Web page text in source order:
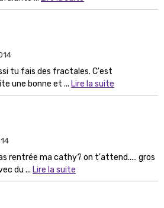
tu fais des fractales. C'est
une bonne et ... Lire la suite
rentrée ma cathy? on t'attend..... gros
du ... Lire la suite